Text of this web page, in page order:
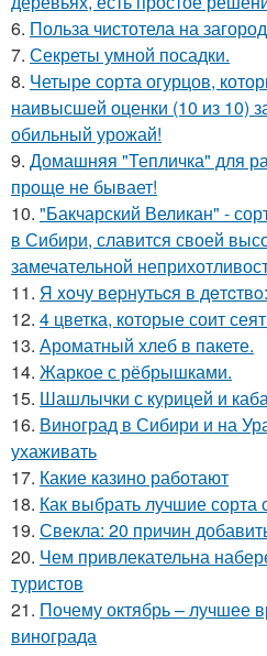
6. Польза чистотела на
7. Секреты умной посадки.
8. Четыре сорта огурцов,
наивысшей оценки (10 из 10)
обильный урожай!
9. Домашняя "Тепличка" для
проще не бывает!
10. "Бакчарский Великан" -
в Сибири, славится своей
замечательной
11. Я xoчу вepнутьcя в дeтcтвo:
12. 4 цветка, которые соит
13. Ароматный хлеб в пакете.
14. Жаркое с рёбрышками.
15. Шашлычки с курицей и
16. Виноград в Сибири и на
ухаживать
17. Какие казино работают
18. Как выбрать лучшие сорта
19. Свекла: 20 причин
20. Чем привлекательна
туристов
21. Почему октябрь – лучшее
винограда